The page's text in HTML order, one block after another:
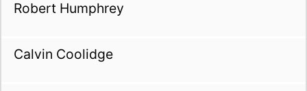
Robert Humphrey
Calvin Coolidge